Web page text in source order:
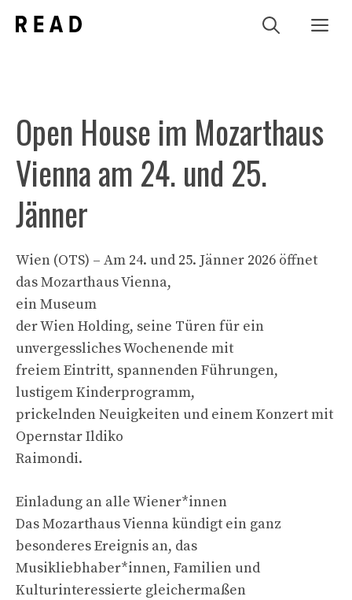
Inhalt
Open House im Mozarthaus
Vienna am 24. und 25.
Jänner
Wien (OTS) – Am 24. und 25. Jänner 2026 öffnet
das Mozarthaus Vienna,
ein Museum
der Wien Holding, seine Türen für ein
unvergessliches Wochenende mit
freiem Eintritt, spannenden Führungen,
lustigem Kinderprogramm,
prickelnden Neuigkeiten und einem Konzert mit
Opernstar Ildiko
Raimondi.
Einladung an alle Wiener*innen
Das Mozarthaus Vienna kündigt ein ganz
besonderes Ereignis an, das
Musikliebhaber*innen, Familien und
Kulturinteressierte gleichermaßen